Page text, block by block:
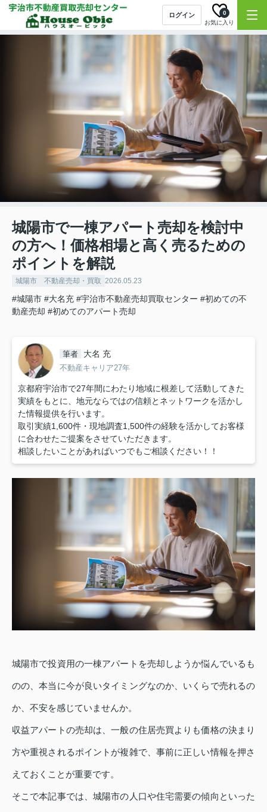
ログイン
お気に入り
0
城陽市で一棟アパート売却を検討中
の方へ！価格相場と高く売るための
ポイントを解説
城陽市 不動産売却・買取 2026.05.23
#城陽市 #大名充 #宇治市不動産売却買取センター #初めての不
動産売却 #初めてのアパート売却
筆者 大名 充
不動産キャリア27年
京都府宇治市で27年間にわたり地域に根差して活動してきた
実績をもとに、地元ならではの信頼とネットワークを活かし
た情報提供を行います。
取引実績1,600件・現地調査1,500件の経験を活かしてお客様
に合わせたご提案をさせていただきます。
相談したいことがあればいつでもご相談ください！！
城陽市で投資用の一棟アパートを売却しようか悩んでいるも
のの、本当に今が良いタイミングなのか、いくらで売れるの
か、不安を感じていませんか。
収益アパートの売却は、一般の住居売買よりも価格の決まり
方や重視されるポイントが複雑で、事前に正しい情報を押さ
えておくことが重要です。
そこで本記事では、城陽市の人口や住宅需要の傾向といった